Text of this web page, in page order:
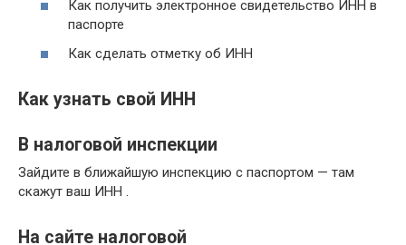
Как получить электронное свидетельство ИНН в
паспорте
Как сделать отметку об ИНН
Как узнать свой ИНН
В налоговой инспекции
Зайдите в ближайшую инспекцию с паспортом — там
скажут ваш ИНН .
На сайте налоговой